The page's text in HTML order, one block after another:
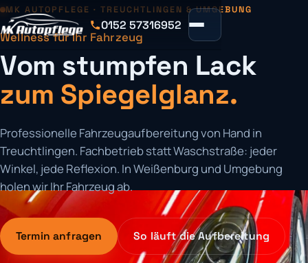
0152 57316952
MK AUTOPFLEGE · TREUCHTLINGEN & UMGEBUNG
Wellness für Ihr Fahrzeug
Vom stumpfen Lack
zum Spiegelglanz.
Professionelle Fahrzeugaufbereitung von Hand in
Treuchtlingen. Fachbetrieb statt Waschstraße: jeder
Winkel, jede Reflexion. In Weißenburg und Umgebung
holen wir Ihr Fahrzeug ab.
Termin anfragen So läuft die Aufbereitung